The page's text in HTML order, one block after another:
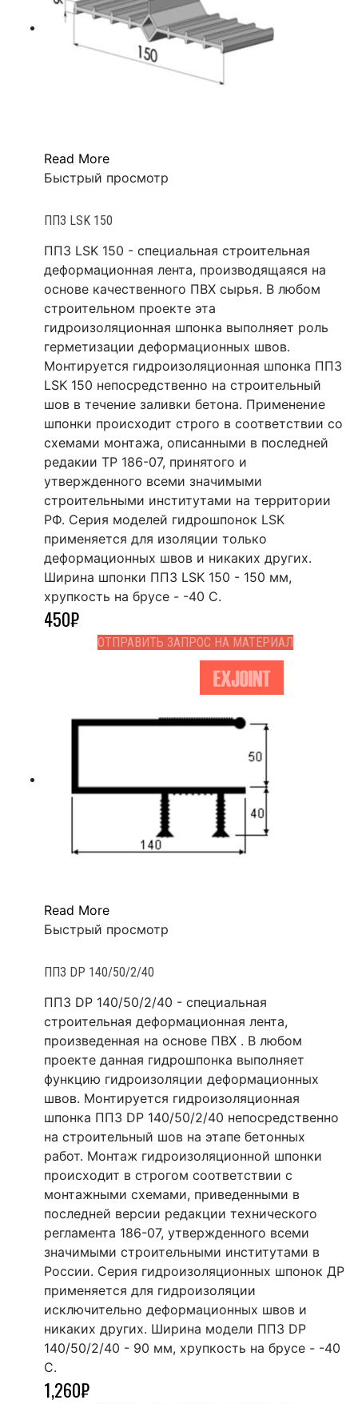
Read More
Быстрый просмотр
ППЗ LSK 150
ППЗ LSK 150 - специальная строительная
деформационная лента, производящаяся на
основе качественного ПВХ сырья. В любом
строительном проекте эта
гидроизоляционная шпонка выполняет роль
герметизации деформационных швов.
Монтируется гидроизоляционная шпонка ППЗ
LSK 150 непосредственно на строительный
шов в течение заливки бетона. Применение
шпонки происходит строго в соответствии со
схемами монтажа, описанными в последней
редакии ТР 186-07, принятого и
утвержденного всеми значимыми
строительными институтами на территории
РФ. Серия моделей гидрошпонок LSK
применяется для изоляции только
деформационных швов и никаких других.
Ширина шпонки ППЗ LSK 150 - 150 мм,
хрупкость на брусе - -40 С.
450₽
ОТПРАВИТЬ ЗАПРОС НА МАТЕРИАЛ
Read More
Быстрый просмотр
ППЗ DР 140/50/2/40
ППЗ DР 140/50/2/40 - специальная
строительная деформационная лента,
произведенная на основе ПВХ . В любом
проекте данная гидрошпонка выполняет
функцию гидроизоляции деформационных
швов. Монтируется гидроизоляционная
шпонка ППЗ DР 140/50/2/40 непосредственно
на строительный шов на этапе бетонных
работ. Монтаж гидроизоляционной шпонки
происходит в строгом соответствии с
монтажными схемами, приведенными в
последней версии редакции технического
регламента 186-07, утвержденного всеми
значимыми строительными институтами в
России. Серия гидроизоляционных шпонок ДР
применяется для гидроизоляции
исключительно деформационных швов и
никаких других. Ширина модели ППЗ DР
140/50/2/40 - 90 мм, хрупкость на брусе - -40
С.
1,260₽